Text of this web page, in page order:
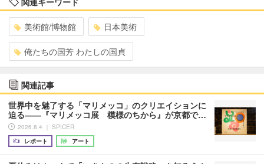
美術館/博物館 日本美術
俺たちの国芳 わたしの国貞
関連記事
世界中を魅了する「マリメッコ」のクリエイションに
迫る――『マリメッコ展 模様のちから』が京都で…
2026.8.4 ｜ SPICER
レポート
アート